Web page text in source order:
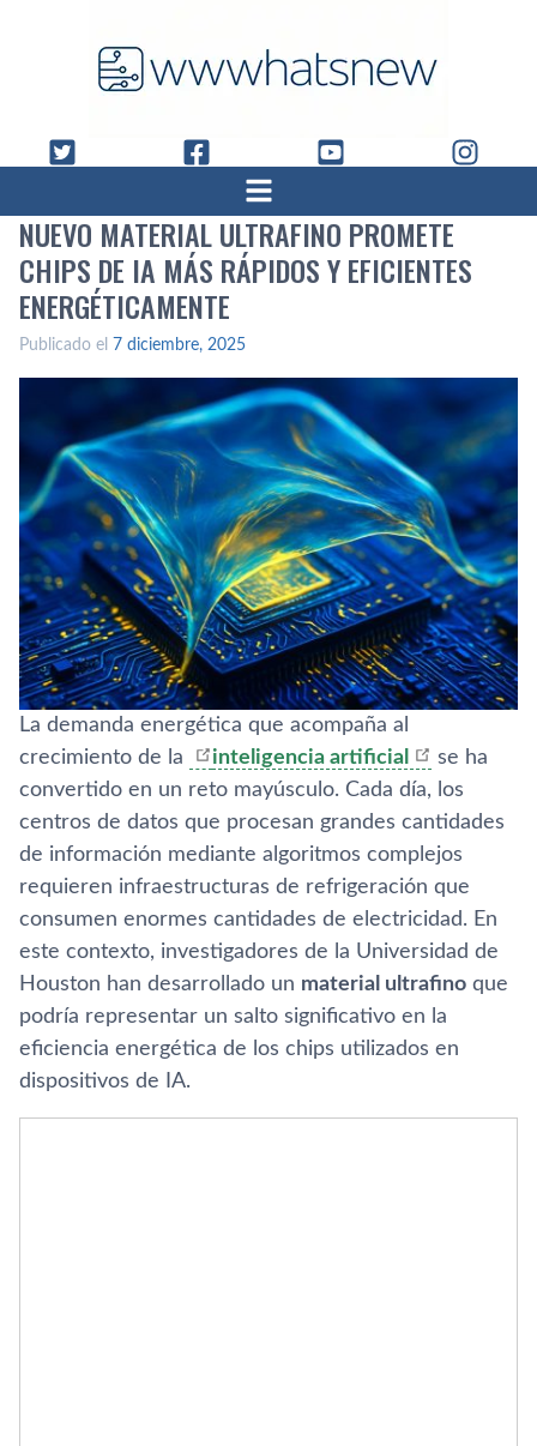
NUEVO MATERIAL ULTRAFINO PROMETE
CHIPS DE IA MÁS RÁPIDOS Y EFICIENTES
ENERGÉTICAMENTE
Publicado el 7 diciembre, 2025
La demanda energética que acompaña al
crecimiento de la
inteligencia artificial
se ha
convertido en un reto mayúsculo. Cada día, los
centros de datos que procesan grandes cantidades
de información mediante algoritmos complejos
requieren infraestructuras de refrigeración que
consumen enormes cantidades de electricidad. En
este contexto, investigadores de la Universidad de
Houston han desarrollado un material ultrafino que
podría representar un salto significativo en la
eficiencia energética de los chips utilizados en
dispositivos de IA.